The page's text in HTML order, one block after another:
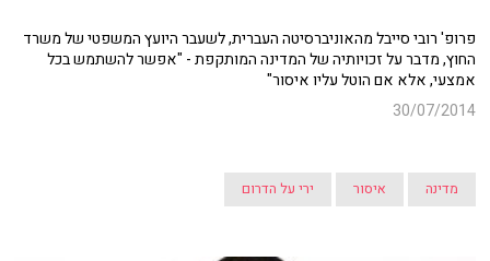
פרופ' רובי סייבל מהאוניברסיטה העברית, לשעבר היועץ המשפטי של משרד
החוץ, מדבר על זכויותיה של המדינה המותקפת - "אפשר להשתמש בכל
אמצעי, אלא אם הוטל עליו איסור"
30/07/2014
מדינה איסור ירי על הדרום